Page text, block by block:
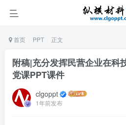
首页 PPT 正文
附稿|充分发挥民营企业在科
党课PPT课件
clgoppt
1年前发布